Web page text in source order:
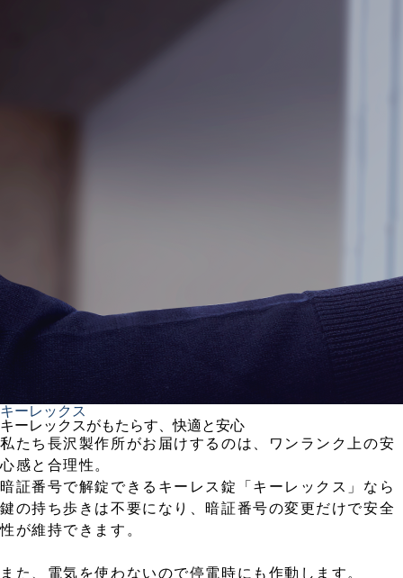
キーレックス
キーレックスがもたらす、快適と安心
私たち長沢製作所がお届けするのは、ワンランク上の安
心感と合理性。
暗証番号で解錠できるキーレス錠「キーレックス」なら
鍵の持ち歩きは不要になり、暗証番号の変更だけで安全
性が維持できます。
また、電気を使わないので停電時にも作動します。